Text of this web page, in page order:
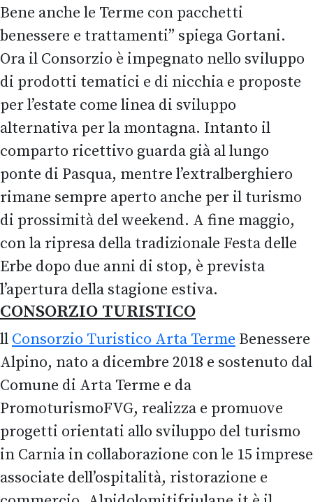
Bene anche le Terme con pacchetti
benessere e trattamenti” spiega Gortani.
Ora il Consorzio è impegnato nello sviluppo
di prodotti tematici e di nicchia e proposte
per l’estate come linea di sviluppo
alternativa per la montagna. Intanto il
comparto ricettivo guarda già al lungo
ponte di Pasqua, mentre l’extralberghiero
rimane sempre aperto anche per il turismo
di prossimità del weekend. A fine maggio,
con la ripresa della tradizionale Festa delle
Erbe dopo due anni di stop, è prevista
l’apertura della stagione estiva.
CONSORZIO TURISTICO
ll Consorzio Turistico Arta Terme Benessere
Alpino, nato a dicembre 2018 e sostenuto dal
Comune di Arta Terme e da
PromoturismoFVG, realizza e promuove
progetti orientati allo sviluppo del turismo
in Carnia in collaborazione con le 15 imprese
associate dell’ospitalità, ristorazione e